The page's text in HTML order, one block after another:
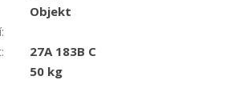
Objekt
:
:
27A 183B C
50 kg